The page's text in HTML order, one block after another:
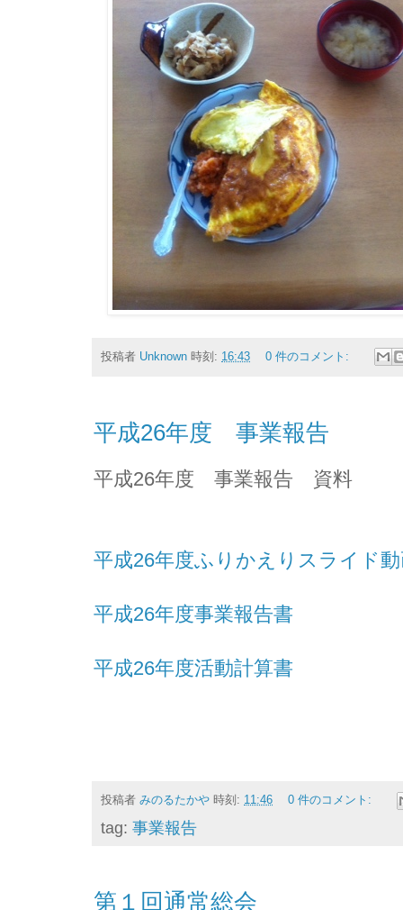
投稿者 Unknown 時刻: 16:43 0 件のコメント:
平成26年度 事業報告
平成26年度 事業報告 資料
平成26年度ふりかえりスライド
平成26年度事業報告書
平成26年度活動計算書
投稿者 みのるたかや 時刻: 11:46 0 件のコメント:
tag: 事業報告
第１回通常総会